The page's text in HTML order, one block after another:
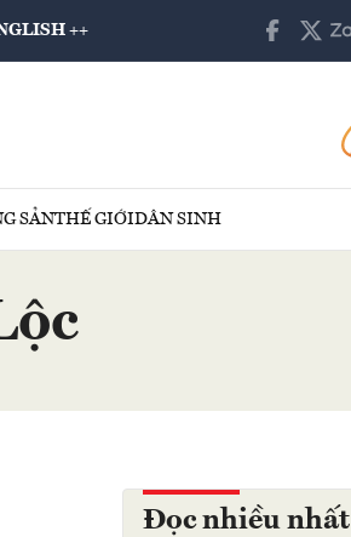
++
SẢNTHẾ GIỚIDÂN SINH
Đọc nhiều nhất